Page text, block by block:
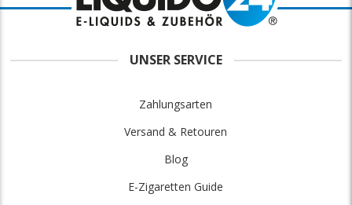
UNSER SERVICE
Zahlungsarten
Versand & Retouren
Blog
E-Zigaretten Guide